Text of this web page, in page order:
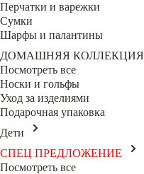
Перчатки и варежки
Сумки
Шарфы и палантины
ДОМАШНЯЯ КОЛЛЕКЦИЯ
Посмотреть все
Носки и гольфы
Уход за изделиями
Подарочная упаковка
Дети
СПЕЦ ПРЕДЛОЖЕНИЕ
Посмотреть все